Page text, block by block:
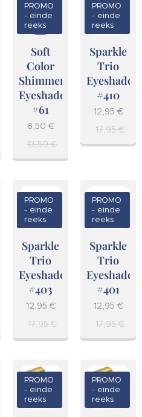
Soft
Color
Shimmer
Eyeshadow
#61
PROMO
- einde
reeks
8,50 €
13,50€
Sparkle
Trio
Eyeshadow
#410
PROMO
- einde
reeks
12,95 €
17,95€
Sparkle
Trio
Eyeshadow
#403
PROMO
- einde
reeks
12,95 €
17,95€
Sparkle
Trio
Eyeshadow
#401
PROMO
- einde
reeks
12,95 €
17,95€
PROMO
- einde
reeks
PROMO
- einde
reeks